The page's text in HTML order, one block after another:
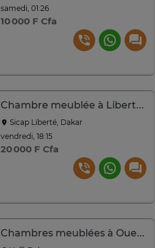
samedi, 01:26
10 000 F Cfa
Chambre meublée à Liberté 6
Sicap Liberté, Dakar
vendredi, 18:15
20 000 F Cfa
Chambres meublées à Ouest Foire